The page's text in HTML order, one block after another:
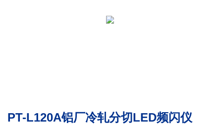
PT-L120A铝厂冷轧分切LED频闪仪